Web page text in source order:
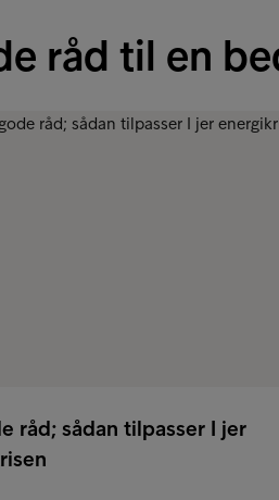
råd til en
råd; sådan tilpasser I jer